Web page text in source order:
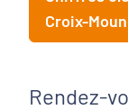
Croix-
Rendez-